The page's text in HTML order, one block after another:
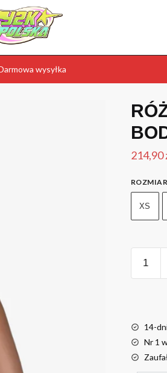
wysyłka
214,90
XS
14-
Nr 1